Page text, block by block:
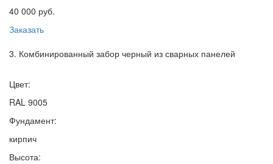
40 000 руб.
Заказать
3. Комбинированный забор черный из сварных панелей
Цвет:
RAL 9005
Фундамент:
кирпич
Высота: